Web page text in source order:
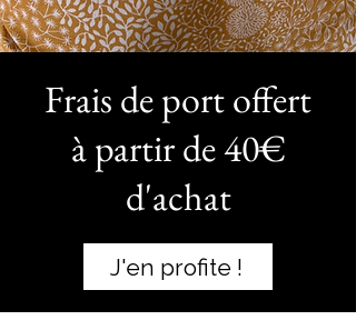
Frais de port offert
à partir de 40€
d'achat
J'en profite !